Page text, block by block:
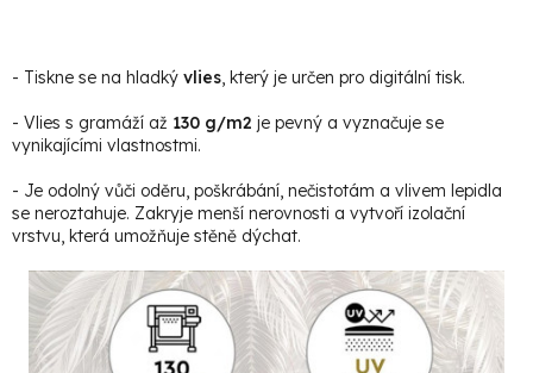
- Tiskne se na hladký vlies, který je určen pro digitální tisk.
- Vlies s gramáží až 130 g/m2 je pevný a vyznačuje se
vynikajícími vlastnostmi.
- Je odolný vůči oděru, poškrábání, nečistotám a vlivem lepidla
se neroztahuje. Zakryje menší nerovnosti a vytvoří izolační
vrstvu, která umožňuje stěně dýchat.